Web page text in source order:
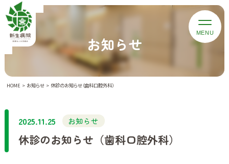
お知らせ
HOME お知らせ 休診のお知らせ（歯科口腔外科）
2025.11.25 お知らせ
休診のお知らせ（歯科口腔外科）